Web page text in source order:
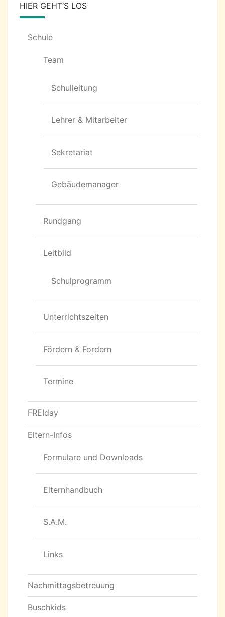
HIER GEHT‘S LOS
Schule
Team
Schulleitung
Lehrer & Mitarbeiter
Sekretariat
Gebäudemanager
Rundgang
Leitbild
Schulprogramm
Unterrichtszeiten
Fördern & Fordern
Termine
FREIday
Eltern-Infos
Formulare und Downloads
Elternhandbuch
S.A.M.
Links
Nachmittagsbetreuung
Buschkids